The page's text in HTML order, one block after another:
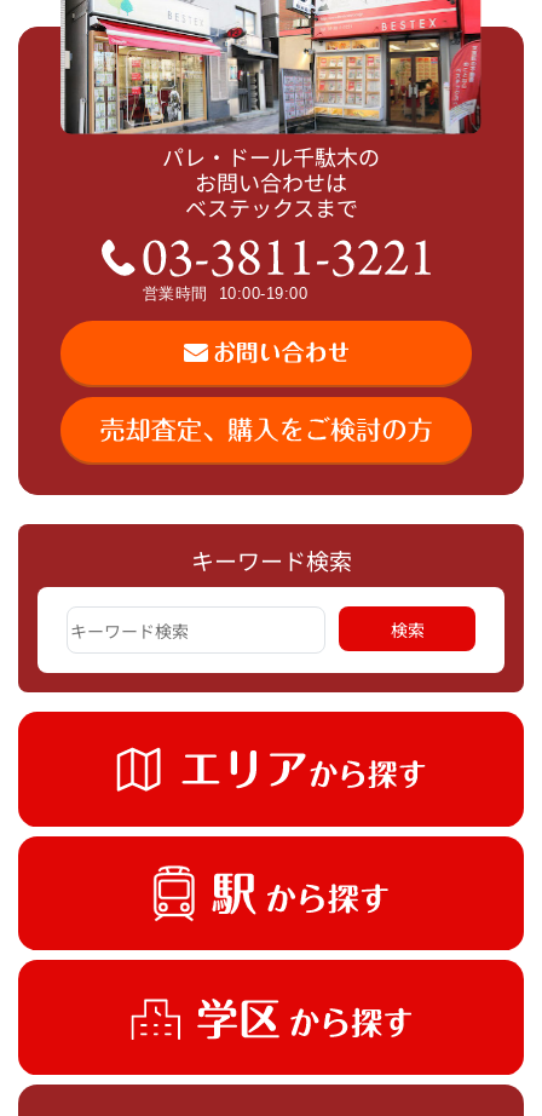
キーワード検索
パレ・ドール千駄木の
お問い合わせは
ベステックスまで